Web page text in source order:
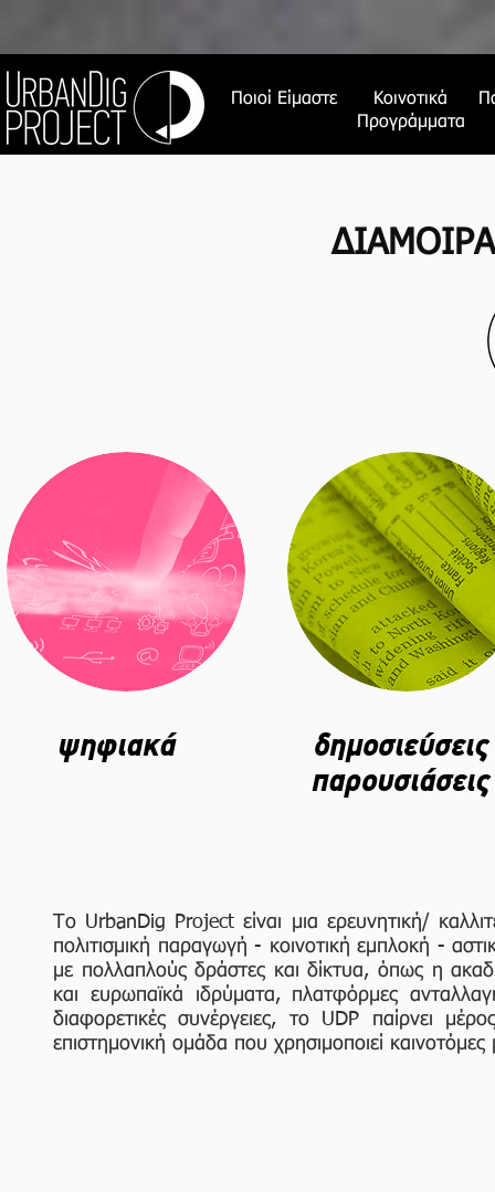
Προγράμματα
Κοινοτικά
Ποιοί Είμαστε
ψηφιακά
δημοσιεύσεις
παρουσιάσεις
Το UrbanDig Project είναι μια ερευνητική/
πολιτισμική παραγωγή - κοινοτική εμπλοκή -
με πολλαπλούς δράστες και δίκτυα, όπως η
και ευρωπαϊκά ιδρύματα, πλατφόρμες
διαφορετικές συνέργειες, το UDP παίρνει
επιστημονική ομάδα που χρησιμοποιεί